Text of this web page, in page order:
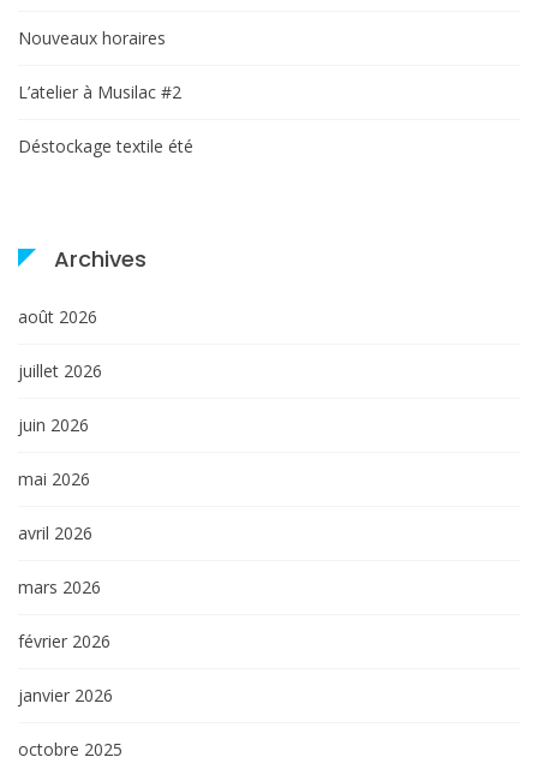
Nouveaux horaires
L’atelier à Musilac #2
Déstockage textile été
Archives
août 2026
juillet 2026
juin 2026
mai 2026
avril 2026
mars 2026
février 2026
janvier 2026
octobre 2025